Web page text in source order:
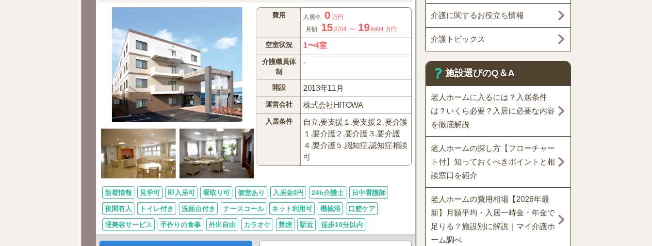
費用 入居時 0 万円
月額
15.3704～ 19.6604 万円
空室状況 1〜4室
介護職員体
制
-
開設 2013年11月
運営会社 株式会社HITOWA
入居条件
自立,要支援１,要支援２,要介護
１,要介護２,要介護３,要介護
４,要介護５,認知症,認知症相談
可
新着情報 見学可 即入居可 看取り可 個室あり 入居金0円 24h介護士 日中看護師
夜間有人 トイレ付き 洗面台付き ナースコール ネット利用可 機械浴 口腔ケア
理美容サービス 手作りの食事 外出自由 カラオケ 禁煙 駅近 徒歩10分以内
介護に関するお役立ち情報
介護トピックス
施設選びのQ＆A
老人ホームに入るには？入居条件
は？いくら必要？入居に必要な内容
を徹底解説
老人ホームの探し方【フローチャー
ト付】知っておくべきポイントと相
談窓口を紹介
老人ホームの費用相場【2026年最
新】月額平均・入居一時金・年金で
足りる？施設別に解説｜マイ介護ホ
ーム調べ